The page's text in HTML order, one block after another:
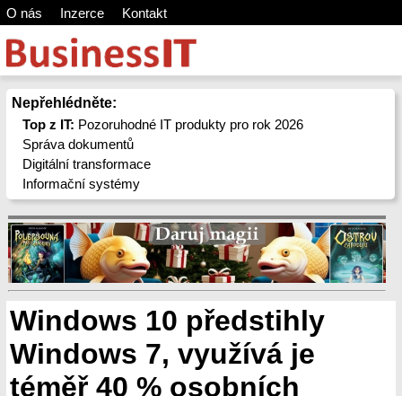
O nás Inzerce Kontakt
Nepřehlédněte:
Top z IT: Pozoruhodné IT produkty pro rok 2026
Správa dokumentů
Digitální transformace
Informační systémy
Windows 10 předstihly
Windows 7, využívá je
téměř 40 % osobních